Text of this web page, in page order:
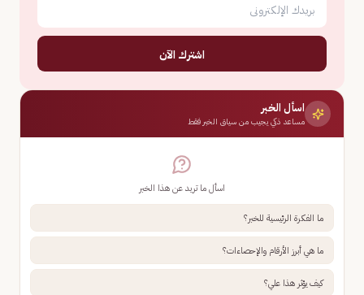
اشترك الآن
اسأل الخبر
مساعد ذكي يجيب من سياق الخبر فقط
اسأل ما تريد عن هذا الخبر
ما الفكرة الرئيسية للخبر؟
ما هي أبرز الأرقام والإحصاءات؟
كيف يؤثر هذا علي؟